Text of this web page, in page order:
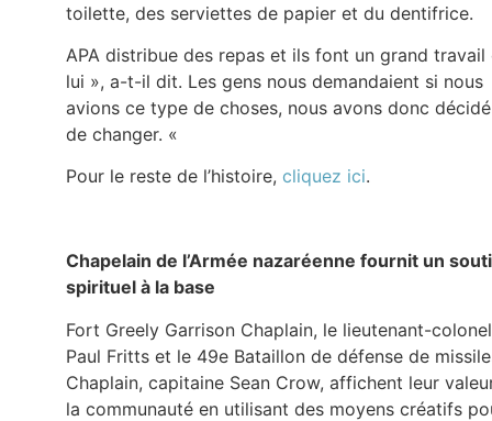
toilette, des serviettes de papier et du dentifrice.
APA distribue des repas et ils font un grand travail
lui », a-t-il dit. Les gens nous demandaient si nous
avions ce type de choses, nous avons donc décidé
de changer. «
Pour le reste de l’histoire, cliquez ici.
Chapelain de l’Armée nazaréenne fournit un
spirituel à la base
Fort Greely Garrison Chaplain, le lieutenant-colonel
Paul Fritts et le 49e Bataillon de défense de
Chaplain, capitaine Sean Crow, affichent leur
la communauté en utilisant des moyens créatifs